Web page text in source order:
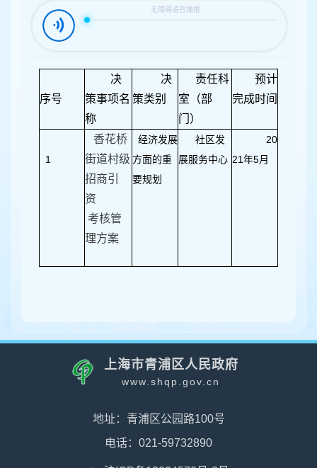
序号
决
策事项名
称
决
策类别
责任科
室（部
门）
预计
完成时间
1
香花桥
街道村级
招商引
资
考核管
理方案
经济发展
方面的重
要规划
社区发
展服务中心
20
21年5月
上海市青浦区人民政府
www.shqp.gov.cn
地址：青浦区公园路100号
电话：021-59732890